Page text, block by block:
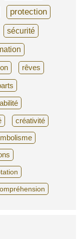
protection
sécurité
rêves
créativité